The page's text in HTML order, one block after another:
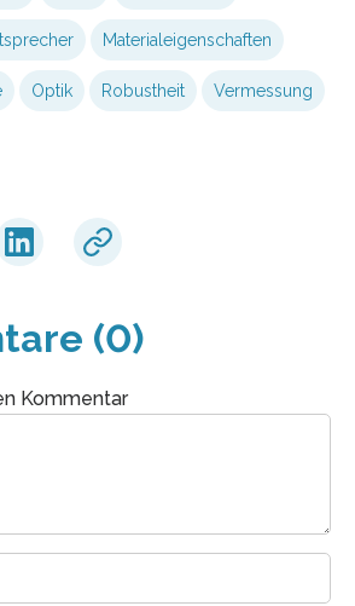
Materialeigenschaften
Optik Robustheit Vermessung
(0)
Kommentar